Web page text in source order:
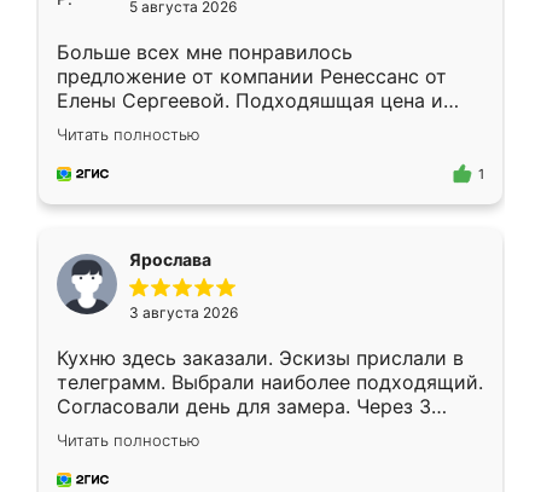
5 августа 2026
Больше всех мне понравилось
предложение от компании Ренессанс от
Елены Сергеевой. Подходяшщая цена и
короткие сроки изготовления. Приехавший
для замера сотрудник Владислав
предложил по моему эскизу самый
Читать полностью
1
Ярослава
3 августа 2026
Кухню здесь заказали. Эскизы прислали в
телеграмм. Выбрали наиболее подходящий.
Согласовали день для замера. Через 3
недели кухня была уже готова. Остались
довольны работой. Спасибо Ренессанс
мебель за качественную работу!
Читать полностью